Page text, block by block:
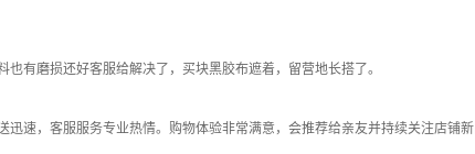
有磨损还好客服给解决了，买块黑胶布遮着，留营地长搭了。
速，客服服务专业热情。购物体验非常满意，会推荐给亲友并持续关注店铺